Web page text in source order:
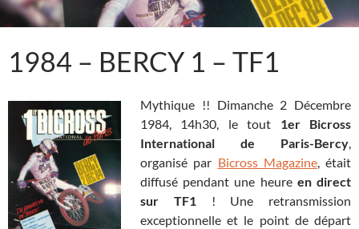
1984 – BERCY 1 – TF1
Mythique !! Dimanche 2 Décembre
1984, 14h30, le tout 1er Bicross
International de Paris-Bercy,
organisé par Bicross Magazine, était
diffusé pendant une heure en direct
sur TF1! Une retransmission
exceptionnelle et le point de départ